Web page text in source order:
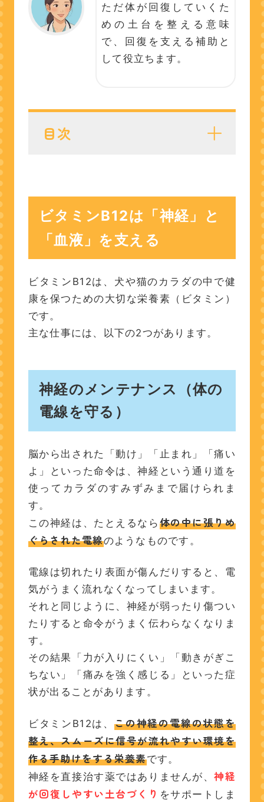
ただ体が回復していくた
めの土台を整える意味
で、回復を支える補助と
して役立ちます。
目次
電線を守る）
血液（赤血球）を作る手助
B12は「魔法の薬」ではない
ビタミンB12が足りないと、
B12は「治療の主役」ではあ
りません
なぜ神経のトラブルの補助
としてB12を使うの？
よくある質問（FAQ）
作用はありますか？
Q2. ビタミンB12注射は何
Q3. 飲み薬と注射、どち
らがよいですか？
まとめ
ビタミンB12は「神経」と
「血液」を支える
ビタミンB12は、犬や猫のカラダの中で健
康を保つための大切な栄養素（ビタミン）
です。
主な仕事には、以下の2つがあります。
神経のメンテナンス（体の
電線を守る）
脳から出された「動け」「止まれ」「痛い
よ」といった命令は、神経という通り道を
使ってカラダのすみずみまで届けられま
す。
この神経は、たとえるなら 体の中に張りめ
ぐらされた電線のようなものです。
電線は切れたり表面が傷んだりすると、電
気がうまく流れなくなってしまいます。
それと同じように、神経が弱ったり傷つい
たりすると命令がうまく伝わらなくなりま
す。
その結果「力が入りにくい」「動きがぎこ
ちない」「痛みを強く感じる」といった症
状が出ることがあります。
ビタミンB12は、 この神経の電線の状態を
整え、スムーズに信号が流れやすい環境を
作る手助けをする栄養素です。
神経を直接治す薬ではありませんが、神経
が回復しやすい土台づくり をサポートしま